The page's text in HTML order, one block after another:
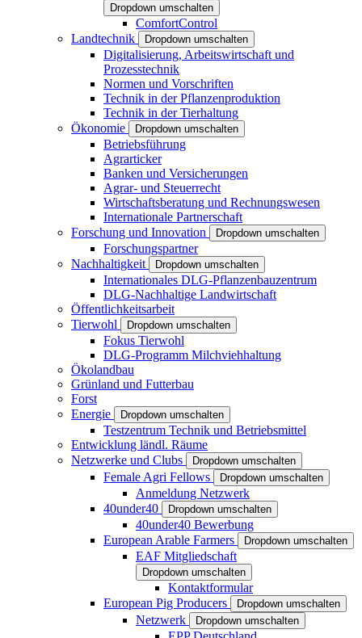
Dropdown umschalten
ComfortControl
Landtechnik
Dropdown umschalten
Digitalisierung, Arbeitswirtschaft und
Prozesstechnik
Normen und Vorschriften
Technik in der Pflanzenproduktion
Technik in der Tierhaltung
Ökonomie
Dropdown umschalten
Betriebsführung
Agrarticker
Banken und Versicherungen
Agrar- und Steuerrecht
Wirtschaftsberatung und Rechnungswesen
Internationale Partnerschaft
Forschung und Innovation
Dropdown umschalten
Forschungspartner
Nachhaltigkeit
Dropdown umschalten
Internationales DLG-Pflanzenbauzentrum
DLG-Nachhaltige Landwirtschaft
Öffentlichkeitsarbeit
Tierwohl
Dropdown umschalten
Fokus Tierwohl
DLG-Programm Milchviehhaltung
Ökolandbau
Grünland und Futterbau
Forst
Energie
Dropdown umschalten
Testzentrum Technik und Betriebsmittel
Entwicklung ländl. Räume
Netzwerke und Clubs
Dropdown umschalten
Female Agri Fellows Dropdown umschalten
Anmeldung Netzwerk
40under40
Dropdown umschalten
40under40 Bewerbung
European Arable Farmers
Dropdown umschalten
EAF Mitgliedschaft
Dropdown umschalten
Kontaktformular
European Pig Producers
Dropdown umschalten
Netzwerk Dropdown umschalten